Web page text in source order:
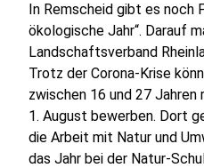
In Remscheid gibt es noch
ökologische Jahr“. Darauf
Landschaftsverband
Trotz der Corona-Krise
zwischen 16 und 27 Jahren
1. August bewerben. Dort
die Arbeit mit Natur und
das Jahr bei der Natur-